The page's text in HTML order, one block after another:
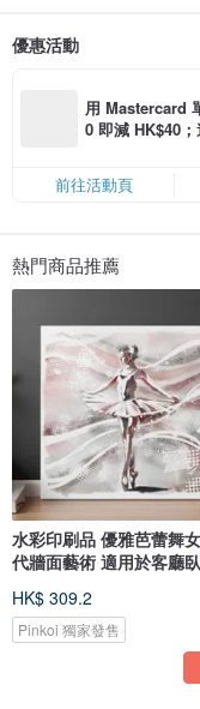
在这个常常让人感到混乱的
感谢你来到我的小店，希望
優惠活動
用 Mastercard
0 即減 HK$40
卡」結帳）
前往活動頁
熱門商品推薦
水彩印刷品 優雅芭蕾舞
代牆面藝術 適用於客廳
HK$ 309.2
Pinkoi 獨家發售